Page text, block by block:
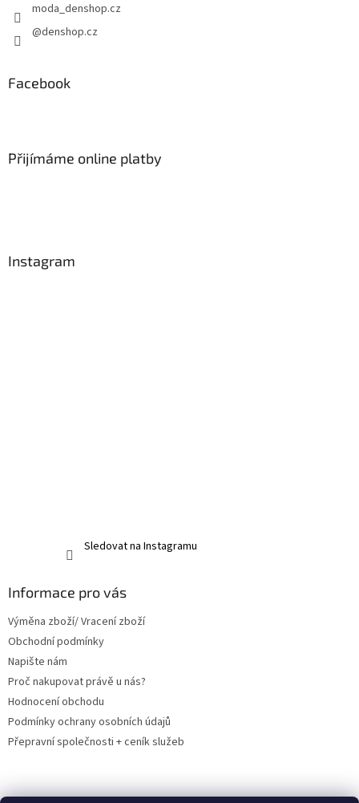
moda_denshop.cz
@denshop.cz
Facebook
Přijímáme online platby
Instagram
Sledovat na Instagramu
Informace pro vás
Výměna zboží/ Vracení zboží
Obchodní podmínky
Napište nám
Proč nakupovat právě u nás?
Hodnocení obchodu
Podmínky ochrany osobních údajů
Přepravní společnosti + ceník služeb